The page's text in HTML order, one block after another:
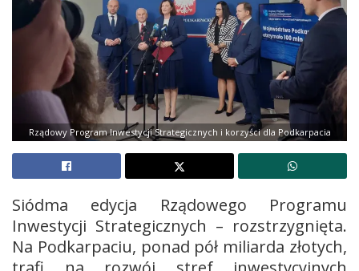
Rządowy Program Inwestycji Strategicznych i korzyści dla Podkarpacia
Siódma edycja Rządowego Programu
Inwestycji Strategicznych – rozstrzygnięta.
Na Podkarpaciu, ponad pół miliarda złotych,